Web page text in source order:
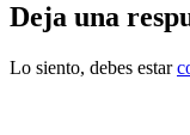
Deja una
Lo siento, debes estar